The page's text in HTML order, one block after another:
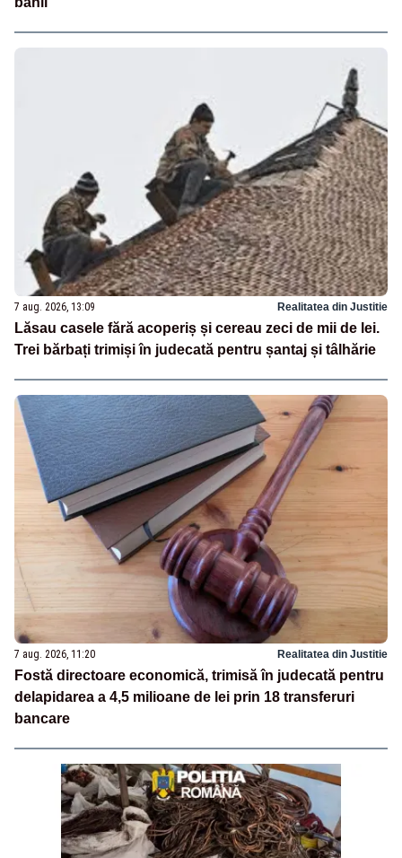
7 aug. 2026, 13:09 Realitatea din Justitie
Lăsau casele fără acoperiș și cereau zeci de mii de lei.
Trei bărbați trimiși în judecată pentru șantaj și tâlhărie
7 aug. 2026, 11:20 Realitatea din Justitie
Fostă directoare economică, trimisă în judecată pentru
delapidarea a 4,5 milioane de lei prin 18 transferuri
bancare